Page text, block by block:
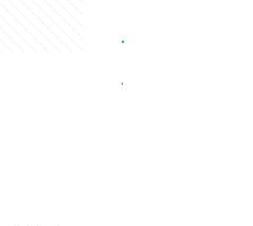
.
.